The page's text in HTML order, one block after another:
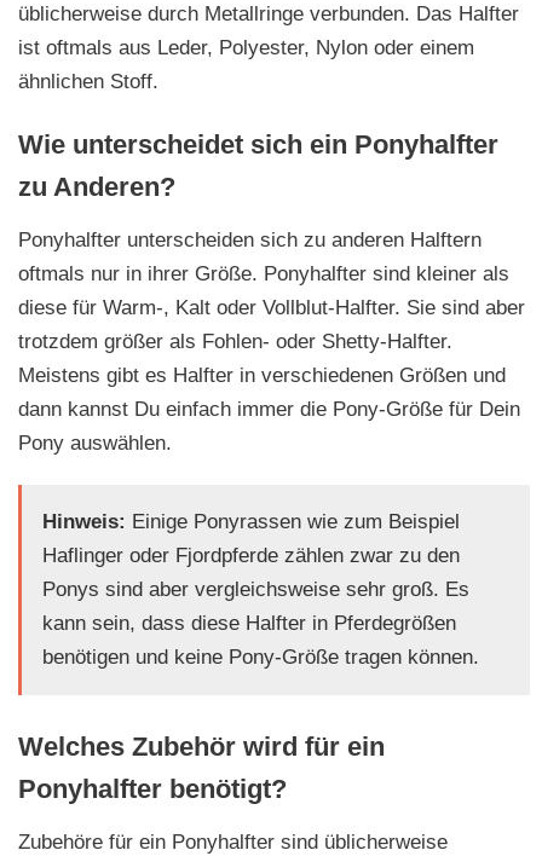
üblicherweise durch Metallringe verbunden. Das Halfter
ist oftmals aus Leder, Polyester, Nylon oder einem
ähnlichen Stoff.
Wie unterscheidet sich ein Ponyhalfter
zu Anderen?
Ponyhalfter unterscheiden sich zu anderen Halftern
oftmals nur in ihrer Größe. Ponyhalfter sind kleiner als
diese für Warm-, Kalt oder Vollblut-Halfter. Sie sind aber
trotzdem größer als Fohlen- oder Shetty-Halfter.
Meistens gibt es Halfter in verschiedenen Größen und
dann kannst Du einfach immer die Pony-Größe für Dein
Pony auswählen.
Hinweis: Einige Ponyrassen wie zum Beispiel
Haflinger oder Fjordpferde zählen zwar zu den
Ponys sind aber vergleichsweise sehr groß. Es
kann sein, dass diese Halfter in Pferdegrößen
benötigen und keine Pony-Größe tragen können.
Welches Zubehör wird für ein
Ponyhalfter benötigt?
Zubehöre für ein Ponyhalfter sind üblicherweise